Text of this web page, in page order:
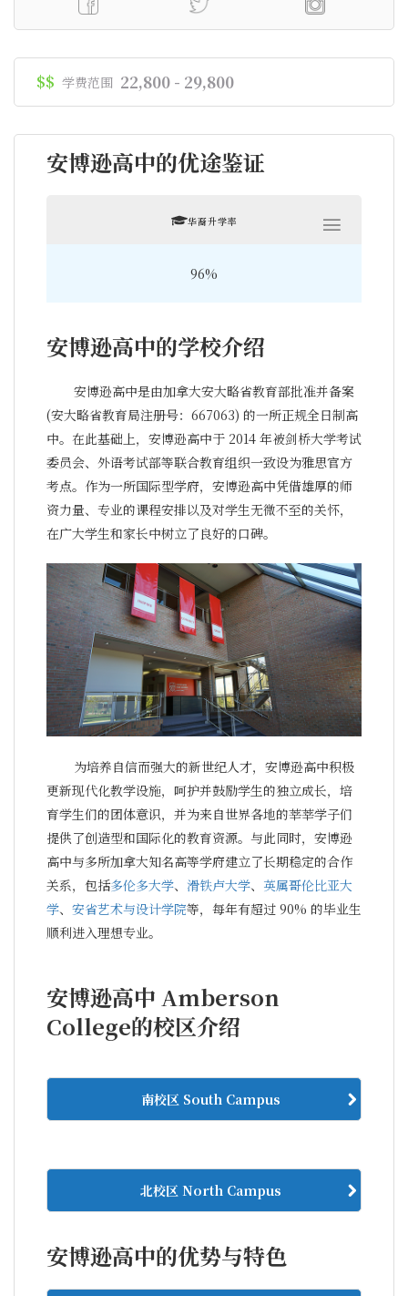
$$ 学费范围 22,800 - 29,800
安博逊高中的优途鉴证
华裔升学率
96%
安博逊高中的学校介绍
安博逊高中是由加拿大安大略省教育部批准并备案
(安大略省教育局注册号：667063) 的一所正规全日制高
中。在此基础上，安博逊高中于 2014 年被剑桥大学考试
委员会、外语考试部等联合教育组织一致设为雅思官方
考点。作为一所国际型学府，安博逊高中凭借雄厚的师
资力量、专业的课程安排以及对学生无微不至的关怀，
在广大学生和家长中树立了良好的口碑。
为培养自信而强大的新世纪人才，安博逊高中积极
更新现代化教学设施，呵护并鼓励学生的独立成长，培
育学生们的团体意识，并为来自世界各地的莘莘学子们
提供了创造型和国际化的教育资源。与此同时，安博逊
高中与多所加拿大知名高等学府建立了长期稳定的合作
关系，包括多伦多大学、 滑铁卢大学、 英属哥伦比亚大
学、 安省艺术与设计学院等，每年有超过 90% 的毕业生
顺利进入理想专业。
安博逊高中 Amberson
College的校区介绍
南校区 South Campus
北校区 North Campus
安博逊高中的优势与特色